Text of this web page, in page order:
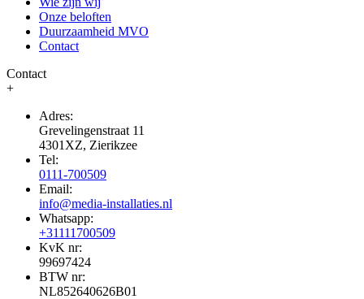
Onze beloften
Duurzaamheid MVO
Contact
Contact
+
Adres:
Grevelingenstraat 11
4301XZ, Zierikzee
Tel:
0111-700509
Email:
info@media-installaties.nl
Whatsapp:
+31111700509
KvK nr:
99697424
BTW nr:
NL852640626B01